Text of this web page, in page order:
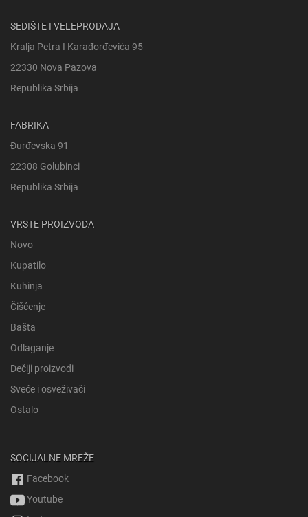
SEDIŠTE I VELEPRODAJA
Kralja Petra I Karađorđevića 95
22330 Nova Pazova
Republika Srbija
FABRIKA
Đurđevska 91
22308 Golubinci
Republika Srbija
VRSTE PROIZVODA
Novo
Kupatilo
Kuhinja
Čišćenje
Bašta
Odlaganje
Dečiji proizvodi
Sveće i osveživači
Ostalo
SOCIJALNE MREŽE
Facebook
Youtube